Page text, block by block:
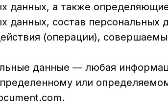
данных, а также
данных, состав персональных
(операции),
данные — любая
или